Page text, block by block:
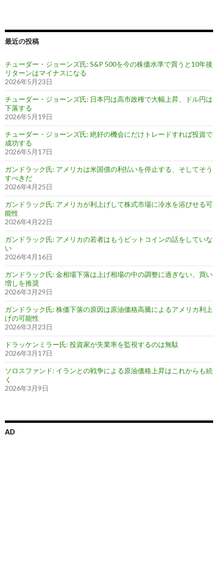
最近の投稿
チューダー・ジョーンズ氏: S&P 500を今の株価水準で買うと10年後
リターンはマイナスになる
2026年5月23日
チューダー・ジョーンズ氏: 日本円は高市政権で大幅上昇、ドル円は
下落する
2026年5月19日
チューダー・ジョーンズ氏: 絶好の機会にだけトレードすれば投資で
成功する
2026年5月17日
ガンドラック氏: アメリカは米国債の利払いを停止する、そしてそう
すべきだ
2026年4月25日
ガンドラック氏: アメリカが利上げして株式市場に冷水を浴びせる可
能性
2026年4月22日
ガンドラック氏: アメリカの若者はもうビットコインの話をしていな
い
2026年4月16日
ガンドラック氏: 金相場下落は上げ相場の中の調整に過ぎない、買い
増しを推奨
2026年3月29日
ガンドラック氏: 株価下落の原因は原油価格高騰によるアメリカ利上
げの可能性
2026年3月23日
ドラッケンミラー氏: 投資家が失業率を監視するのは無駄
2026年3月17日
ソロスファンド: イランとの戦争による原油価格上昇はこれからも続
く
2026年3月9日
AD